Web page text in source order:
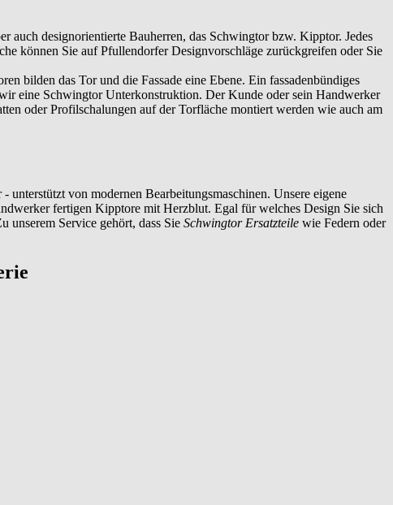
auch designorientierte Bauherren, das Schwingtor bzw. Kipptor. Jedes
können Sie auf Pfullendorfer Designvorschläge zurückgreifen oder Sie
bilden das Tor und die Fassade eine Ebene. Ein fassadenbündiges
eine Schwingtor Unterkonstruktion. Der Kunde oder sein Handwerker
oder Profilschalungen auf der Torfläche montiert werden wie auch am
unterstützt von modernen Bearbeitungsmaschinen. Unsere eigene
fertigen Kipptore mit Herzblut. Egal für welches Design Sie sich
unserem Service gehört, dass Sie Schwingtor Ersatzteile wie Federn oder